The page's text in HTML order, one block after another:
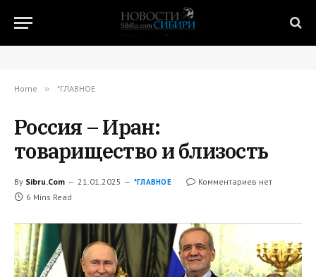
Home » *ГЛАВНОЕ
Россия – Иран:
товарищество и близость
By Sibru.Com 21.01.2025 *ГЛАВНОЕ
Комментариев нет
6 Mins Read